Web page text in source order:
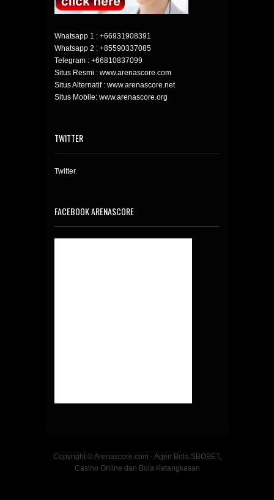
Whatsapp 1 : +66931908391
Whatsapp 2 : +85590337085
Telegram : +66810837099
Situs Resmi : www.arenascore.com
Situs Alternatif : www.arenascore.net
Situs Mobile: www.arenascore.org
TWITTER
Twitter
FACEBOOK ARENASCORE
Copyright © Arenascore.com - Agen Bola SBOBET,
Casino Online dan Bola Ketangkasan